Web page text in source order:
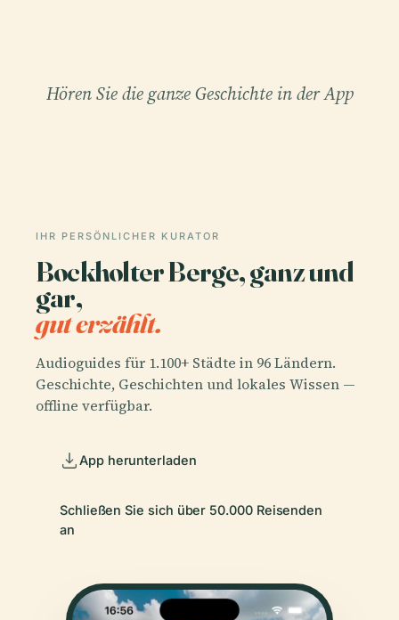
Hören Sie die ganze Geschichte in der App
IHR PERSÖNLICHER KURATOR
Bockholter Berge, ganz und
gar,
gut erzählt.
Audioguides für 1.100+ Städte in 96 Ländern.
Geschichte, Geschichten und lokales Wissen —
offline verfügbar.
App herunterladen
Schließen Sie sich über 50.000 Reisenden
an